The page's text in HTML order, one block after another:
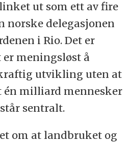
ut som ett av fire
norske delegasjonen
i Rio. Det er
meningsløst å
utvikling uten at
én milliard mennesker
sentralt.
om at landbruket og